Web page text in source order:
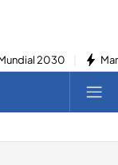
2030